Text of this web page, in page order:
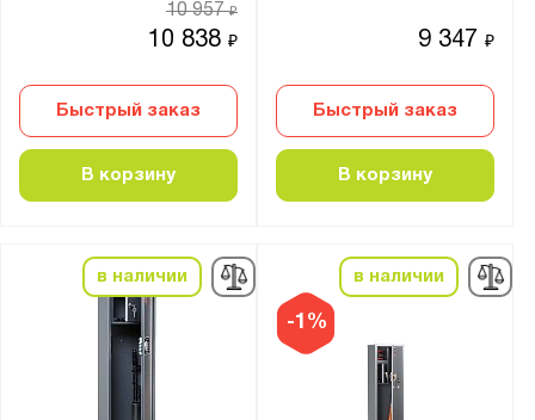
10 838₽
10 957₽
Быстрый заказ
В корзину
9 347₽
Быстрый заказ
В корзину
в наличии
-1%
в наличии
Сапсан
Стрелец
Филин
Чирок